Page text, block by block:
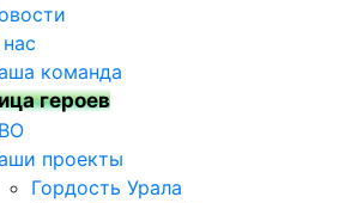
команда
героев
проекты
Гордость Урала